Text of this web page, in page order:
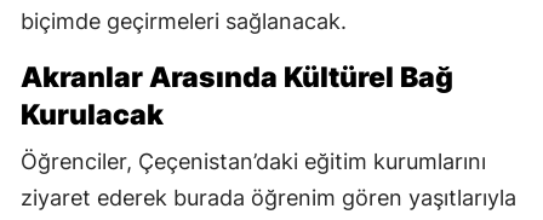
biçimde geçirmeleri sağlanacak.
Akranlar Arasında Kültürel Bağ
Kurulacak
Öğrenciler, Çeçenistan’daki eğitim kurumlarını
ziyaret ederek burada öğrenim gören yaşıtlarıyla